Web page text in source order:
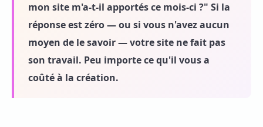
mon site m'a-t-il apportés ce mois-ci ?" Si la
réponse est zéro — ou si vous n'avez aucun
moyen de le savoir — votre site ne fait pas
son travail. Peu importe ce qu'il vous a
coûté à la création.